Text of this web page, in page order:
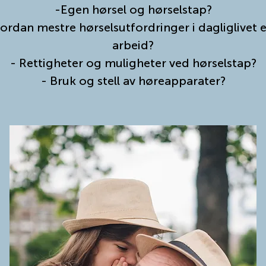
-Egen hørsel og hørselstap?
mestre hørselsutfordringer i dagliglivet
arbeid?
- Rettigheter og muligheter ved hørselstap?
- Bruk og stell av høreapparater?